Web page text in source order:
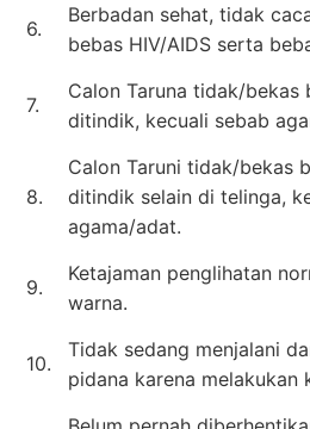
6.
Berbadan sehat, tidak
bebas HIV/AIDS serta
7.
Calon Taruna tidak/
ditindik, kecuali sebab
8.
Calon Taruni tidak/bekas
ditindik selain di telinga,
agama/adat.
9.
Ketajaman penglihatan
warna.
10.
Tidak sedang menjalani
pidana karena melakukan